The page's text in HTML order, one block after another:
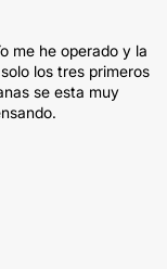
me he operado y la
los tres primeros
se esta muy